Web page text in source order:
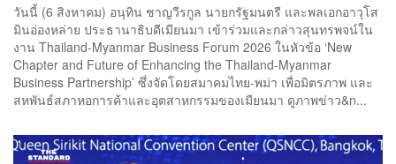
วันนี้ (6 สิงหาคม) อนุทิน ชาญวีรกูล นายกรัฐมนตรี และพลเอกอาวุโส
มินอ่องหล่าย ประธานาธิบดีเมียนมา เข้าร่วมและกล่าวสุนทรพจน์ใน
งาน Thailand-Myanmar Business Forum 2026 ในหัวข้อ ‘New
Chapter and Future of Enhancing the Thailand-Myanmar
Business Partnership’ ซึ่งจัดโดยสมาคมไทย-พม่า เพื่อมิตรภาพ และ
สหพันธ์สภาหอการค้าและอุตสาหกรรมของเมียนมา ดูภาพข่าว&n...